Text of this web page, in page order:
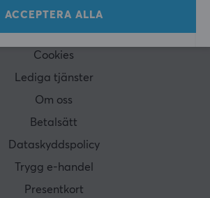
Cookies
Lediga tjänster
Om oss
Betalsätt
Dataskyddspolicy
Trygg e-handel
Presentkort
ACCEPTERA ALLA